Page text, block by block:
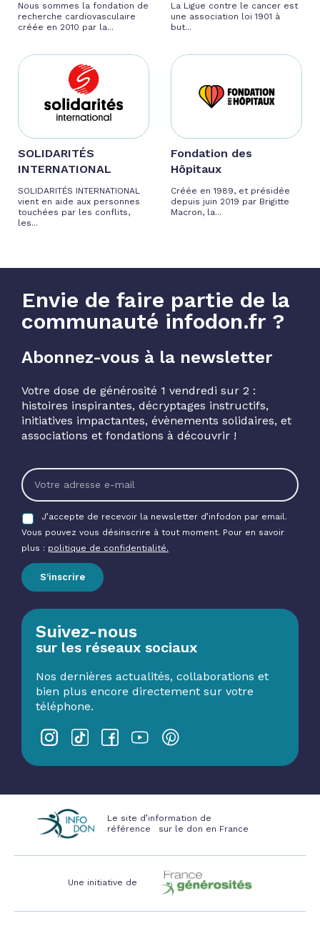
Nous sommes la fondation de
recherche cardiovasculaire
créée en 2010 par la...
La Ligue contre le cancer est
une association loi 1901 à
but...
SOLIDARITÉS
INTERNATIONAL
SOLIDARITÉS INTERNATIONAL
vient en aide aux personnes
touchées par les conflits,
les...
Fondation des
Hôpitaux
Créée en 1989, et présidée
depuis juin 2019 par Brigitte
Macron, la...
Envie de faire partie de la
communauté infodon.fr ?
Abonnez-vous à la newsletter
Votre dose de générosité 1 vendredi sur 2 :
histoires inspirantes, décryptages instructifs,
initiatives impactantes, évènements solidaires, et
associations et fondations à découvrir !
J’accepte de recevoir la newsletter d’infodon par email.
Vous pouvez vous désinscrire à tout moment. Pour en savoir
plus : politique de confidentialité.
S’inscrire
Suivez-nous
sur les réseaux sociaux
Nos dernières actualités, collaborations et
bien plus encore directement sur votre
téléphone.
Le site d’information de
référence sur le don en France
Une initiative de